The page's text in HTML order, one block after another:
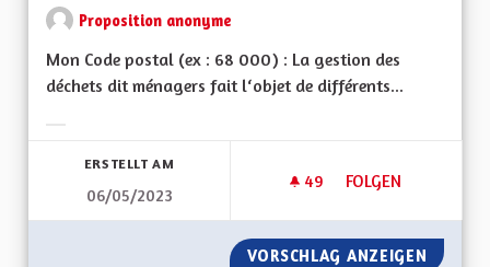
Proposition anonyme
Mon Code postal (ex : 68 000) : La gestion des
déchets dit ménagers fait l‘objet de différents...
ERSTELLT AM
06/05/2023
49 49 FOLLOWER
FOLGEN
BEBBI SACK ET
VORSCHLAG ANZEIGEN BEBBI